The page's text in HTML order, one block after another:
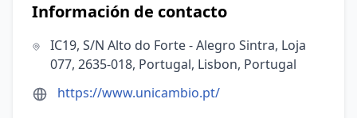
Información de contacto
IC19, S/N Alto do Forte - Alegro Sintra, Loja
077, 2635-018, Portugal, Lisbon, Portugal
https://www.unicambio.pt/